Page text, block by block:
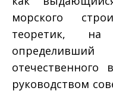
морского
теоретик, на
отечественного
руководством